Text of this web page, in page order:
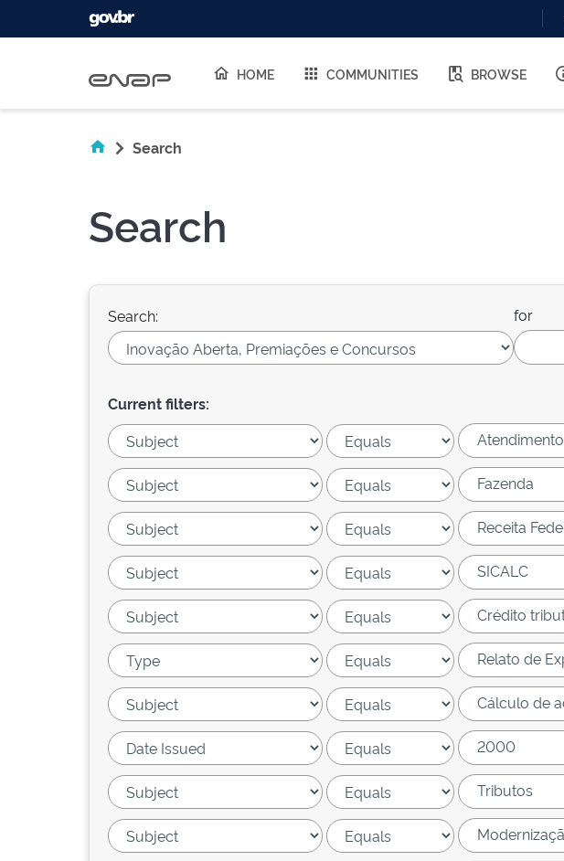
HOME COMMUNITIES BROWSE
Search
Search
Search: for
Current filters: